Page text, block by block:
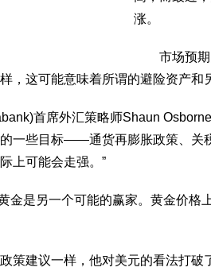
涨。
市场预期
，这可能意味着所谓的避险资产和
首席外汇策略师Shaun Osborne
一些目标——通货再膨胀政策、关
上可能会走强。”
是另一个可能的赢家。黄金价格
建议一样，他对美元的看法打破